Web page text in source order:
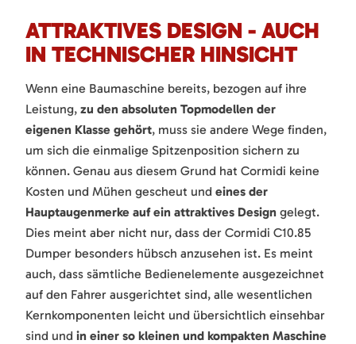
ATTRAKTIVES DESIGN - AUCH
IN TECHNISCHER HINSICHT
Wenn eine Baumaschine bereits, bezogen auf ihre
Leistung, zu den absoluten Topmodellen der
eigenen Klasse gehört, muss sie andere Wege finden,
um sich die einmalige Spitzenposition sichern zu
können. Genau aus diesem Grund hat Cormidi keine
Kosten und Mühen gescheut und eines der
Hauptaugenmerke auf ein attraktives Design gelegt.
Dies meint aber nicht nur, dass der Cormidi C10.85
Dumper besonders hübsch anzusehen ist. Es meint
auch, dass sämtliche Bedienelemente ausgezeichnet
auf den Fahrer ausgerichtet sind, alle wesentlichen
Kernkomponenten leicht und übersichtlich einsehbar
sind und in einer so kleinen und kompakten Maschine